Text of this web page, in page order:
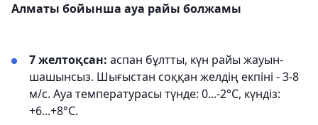
Алматы бойынша ауа райы болжамы
7 желтоқсан: аспан бұлтты, күн райы жауын-
шашынсыз. Шығыстан соққан желдің екпіні - 3-8
м/с. Ауа температурасы түнде: 0...-2°С, күндіз:
+6...+8°С.